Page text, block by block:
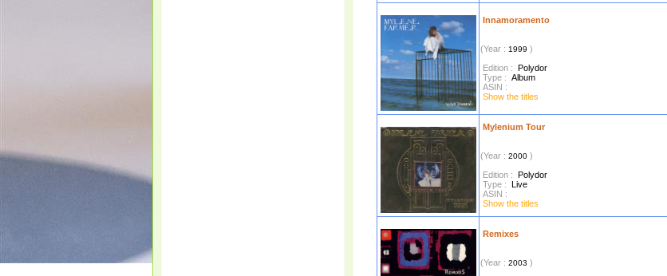
Innamoramento
(Year : 1999 )
Edition : Polydor
Type : Album
ASIN :
Show the titles
Mylenium Tour
(Year : 2000 )
Edition : Polydor
Type : Live
ASIN :
Show the titles
Remixes
(Year : 2003 )